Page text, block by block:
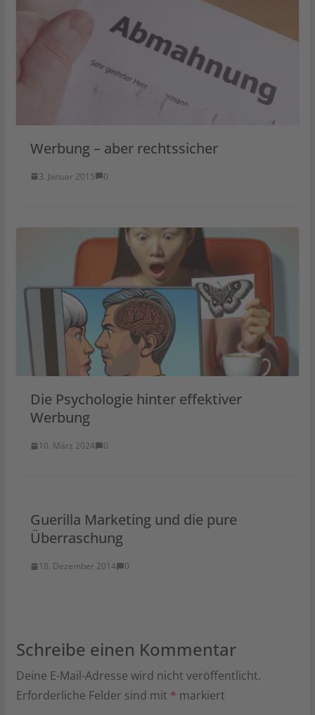
Werbung – aber rechtssicher
3. Januar 2015 0
Die Psychologie hinter effektiver
Werbung
10. März 2024 0
Guerilla Marketing und die pure
Überraschung
18. Dezember 2014 0
Schreibe einen Kommentar
Deine E-Mail-Adresse wird nicht veröffentlicht.
Erforderliche Felder sind mit * markiert